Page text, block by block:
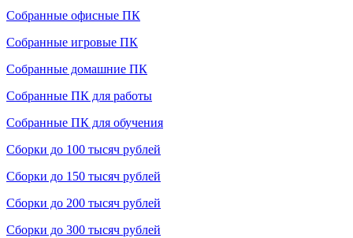
Собранные офисные ПК
Собранные игровые ПК
Собранные домашние ПК
Собранные ПК для работы
Собранные ПК для обучения
Сборки до 100 тысяч рублей
Сборки до 150 тысяч рублей
Сборки до 200 тысяч рублей
Сборки до 300 тысяч рублей